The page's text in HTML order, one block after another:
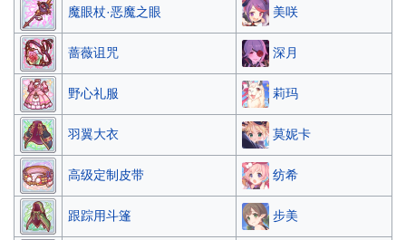
魔眼杖·恶魔之眼 美咲
蔷薇诅咒 深月
野心礼服 莉玛
羽翼大衣 莫妮卡
高级定制皮带 纺希
跟踪用斗篷 步美